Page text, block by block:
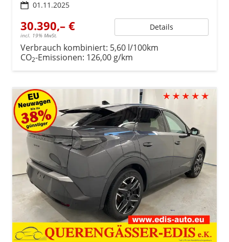
01.11.2025
30.390,– €
incl. 19% MwSt.
Details
Verbrauch kombiniert: 5,60 l/100km
CO2-Emissionen: 126,00 g/km